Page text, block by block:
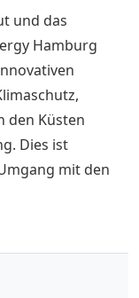
und das
Hamburg
den Küsten
Dies ist
mit den